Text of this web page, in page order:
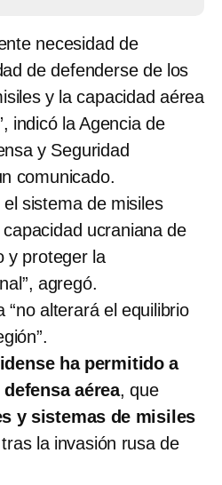
necesidad de
de defenderse de los
y la capacidad aérea
indicó la Agencia de
y Seguridad
comunicado.
sistema de misiles
ucraniana de
y proteger la
agregó.
“no alterará el equilibrio
ha permitido a
aérea, que
y sistemas de misiles
la invasión rusa de